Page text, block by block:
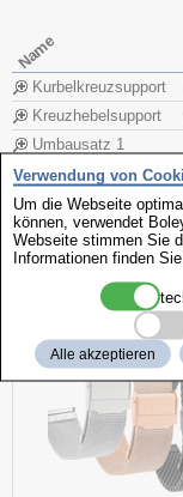
Name
Kurbelkreuzsupport
Kreuzhebelsupport
Umbausatz 1
Umbausatz 2
Umbausatz 1 + 2
weitere
Verwendung von
Um die Webseite
können, verwendet
Webseite stimmen Sie
Informationen finden
Alle akzeptieren